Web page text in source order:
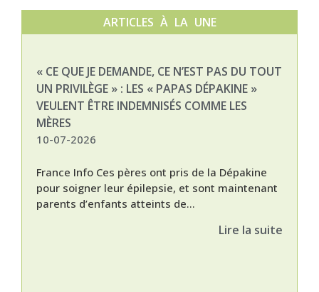
ARTICLES À LA UNE
« CE QUE JE DEMANDE, CE N’EST PAS DU TOUT
UN PRIVILÈGE » : LES « PAPAS DÉPAKINE »
VEULENT ÊTRE INDEMNISÉS COMME LES
MÈRES
10-07-2026
France Info Ces pères ont pris de la Dépakine
pour soigner leur épilepsie, et sont maintenant
parents d’enfants atteints de...
Lire la suite